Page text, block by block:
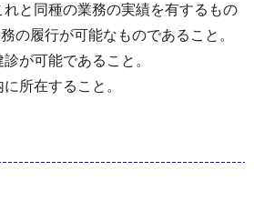
と同種の業務の実績を有するもの
の履行が可能なものであること。
が可能であること。
所在すること。